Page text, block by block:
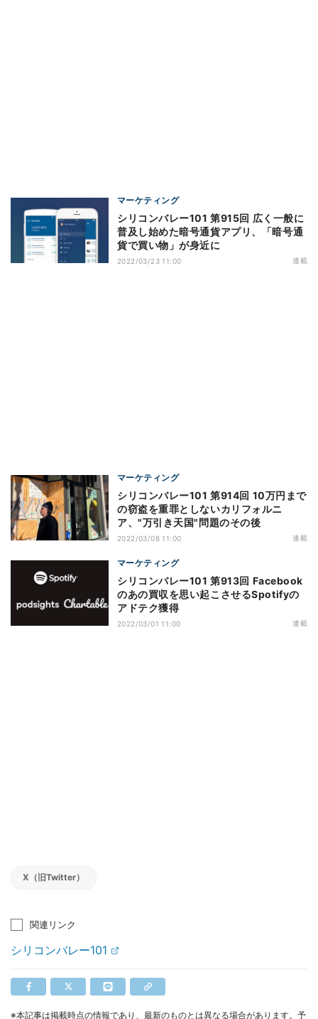
マーケティング
シリコンバレー101 第915回 広く一般に
普及し始めた暗号通貨アプリ、「暗号通
貨で買い物」が身近に
2022/03/23 11:00 連載
マーケティング
シリコンバレー101 第914回 10万円まで
の窃盗を重罪としないカリフォルニ
ア、"万引き天国"問題のその後
2022/03/08 11:00 連載
マーケティング
シリコンバレー101 第913回 Facebook
のあの買収を思い起こさせるSpotifyの
アドテク獲得
2022/03/01 11:00 連載
X（旧Twitter）
関連リンク
シリコンバレー101
※本記事は掲載時点の情報であり、最新のものとは異なる場合があります。予